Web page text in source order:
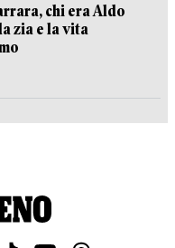
chi era Aldo
zia e la vita